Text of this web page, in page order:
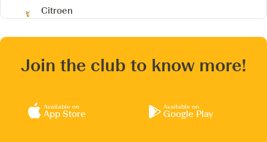
Citroen
Join the club to know more!
Available on
App Store
Available on
Google Play